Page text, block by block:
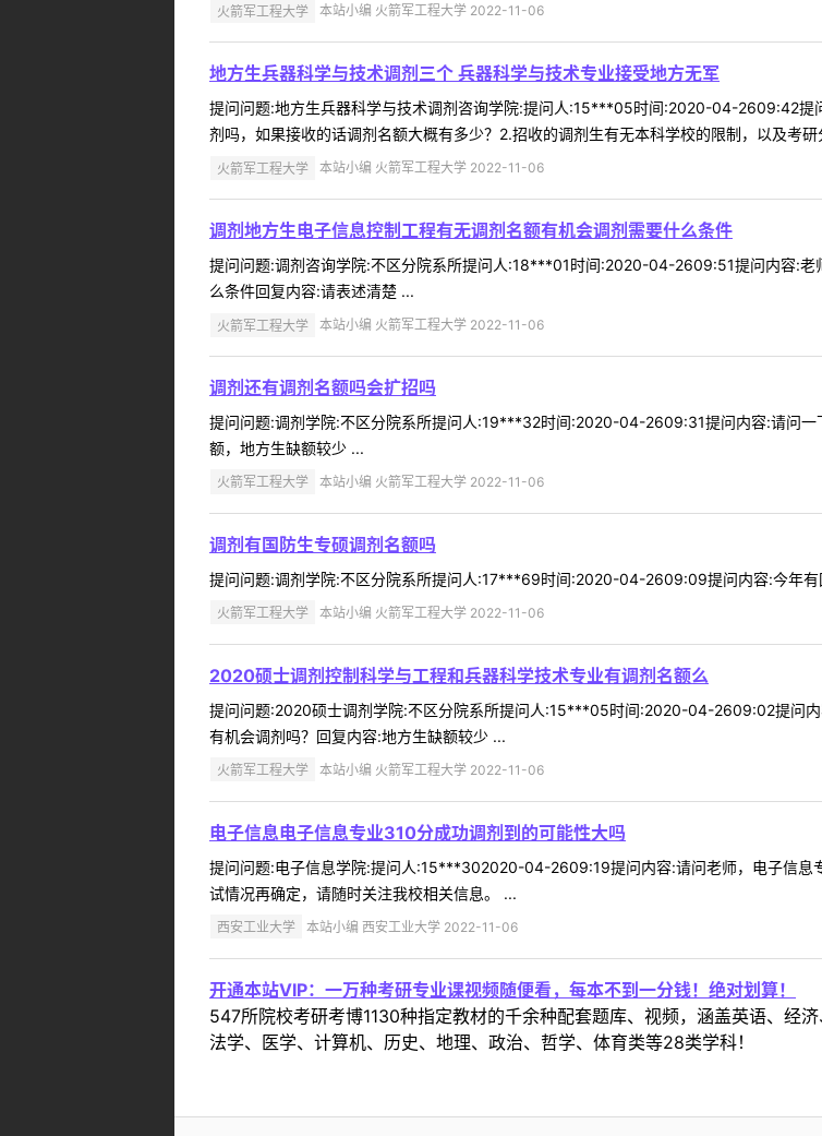
火箭军工程大学 本站小编 火箭军工程大学 2022-11-06
地方生兵器科学与技术调剂三个 兵器科学与技术专业接受地方无军
提问问题:地方生兵器科学与技术调剂咨询学院:提问人:15***05时间:2020-04-2609:42提
剂吗，如果接收的话调剂名额大概有多少？2.招收的调剂生有无本科学校的限制，以及考
火箭军工程大学 本站小编 火箭军工程大学 2022-11-06
调剂地方生电子信息控制工程有无调剂名额有机会调剂需要什么条件
提问问题:调剂咨询学院:不区分院系所提问人:18***01时间:2020-04-2609:51提问内容:
么条件回复内容:请表述清楚 ...
火箭军工程大学 本站小编 火箭军工程大学 2022-11-06
调剂还有调剂名额吗会扩招吗
提问问题:调剂学院:不区分院系所提问人:19***32时间:2020-04-2609:31提问内容:请问
额，地方生缺额较少 ...
火箭军工程大学 本站小编 火箭军工程大学 2022-11-06
调剂有国防生专硕调剂名额吗
提问问题:调剂学院:不区分院系所提问人:17***69时间:2020-04-2609:09提问内容:今年
火箭军工程大学 本站小编 火箭军工程大学 2022-11-06
2020硕士调剂控制科学与工程和兵器科学技术专业有调剂名额么
提问问题:2020硕士调剂学院:不区分院系所提问人:15***05时间:2020-04-2609:02提问
有机会调剂吗？回复内容:地方生缺额较少 ...
火箭军工程大学 本站小编 火箭军工程大学 2022-11-06
电子信息电子信息专业310分成功调剂到的可能性大吗
提问问题:电子信息学院:提问人:15***302020-04-2609:19提问内容:请问老师，电子信息
试情况再确定，请随时关注我校相关信息。 ...
西安工业大学 本站小编 西安工业大学 2022-11-06
开通本站VIP：一万种考研专业课视频随便看，每本不到一分钱！绝对划算！
547所院校考研考博1130种指定教材的千余种配套题库、视频，涵盖英语、经
法学、医学、计算机、历史、地理、政治、哲学、体育类等28类学科！